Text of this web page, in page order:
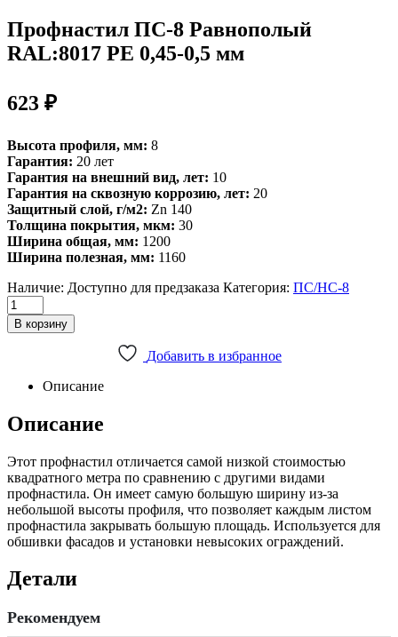
Профнастил ПС-8 Равнополый
RAL:8017 РЕ 0,45-0,5 мм
623 ₽
Высота профиля, мм: 8
Гарантия: 20 лет
Гарантия на внешний вид, лет: 10
Гарантия на сквозную коррозию, лет: 20
Защитный слой, г/м2: Zn 140
Толщина покрытия, мкм: 30
Ширина общая, мм: 1200
Ширина полезная, мм: 1160
Наличие: Доступно для предзаказа Категория: ПС/НС-8
Профнастил
ПС-8
Равнополый
0,45-
мм
quantity
В корзину
Добавить в избранное
Описание
Описание
Этот профнастил отличается самой низкой стоимостью
квадратного метра по сравнению с другими видами
профнастила. Он имеет самую большую ширину из-за
небольшой высоты профиля, что позволяет каждым листом
профнастила закрывать большую площадь. Используется для
обшивки фасадов и установки невысоких ограждений.
Детали
Рекомендуем